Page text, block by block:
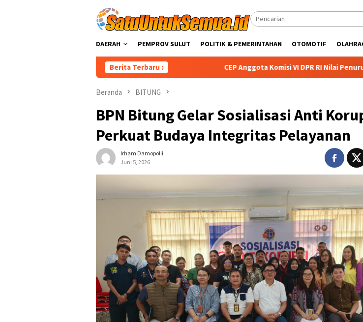
DAERAH PEMPROV SULUT POLITIK & PEMERINTAHAN OTOMOTIF
Berita Terbaru : CEP Anggota Komisi VI DPR RI Nilai Penurunan BBM
Beranda BITUNG
BPN Bitung Gelar Sosialisasi Anti
Perkuat Budaya Integritas Pelayanan
Irham Damopolii
Juni 5, 2026